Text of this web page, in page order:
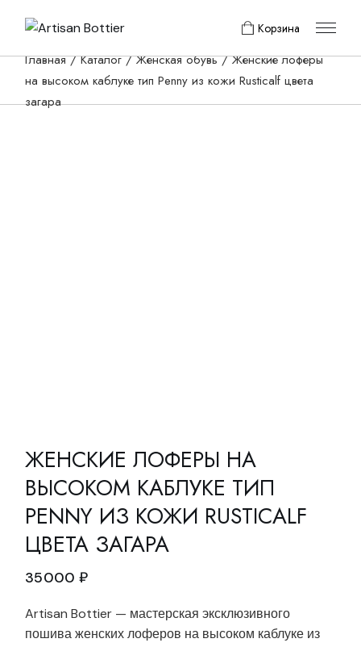
Корзина
Главная Каталог Женская обувь
Женские лоферы
на высоком каблуке тип Penny из кожи Rusticalf цвета
загара
ЖЕНСКИЕ ЛОФЕРЫ НА
ВЫСОКОМ КАБЛУКЕ ТИП
PENNY ИЗ КОЖИ RUSTICALF
ЦВЕТА ЗАГАРА
35000 ₽
Artisan Bottier — мастерская эксклюзивного
пошива женских лоферов на высоком каблуке из